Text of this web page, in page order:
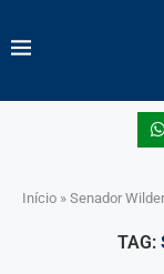
Início » Senador
TAG: